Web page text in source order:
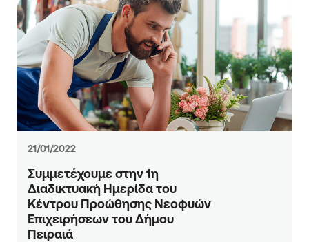
21/01/2022
Συμμετέχουμε στην 1η
Διαδικτυακή Ημερίδα του
Κέντρου Προώθησης Νεοφυών
Επιχειρήσεων του Δήμου
Πειραιά